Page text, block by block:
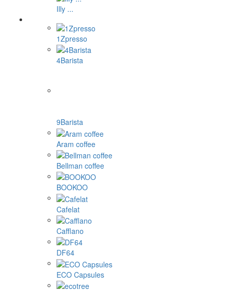
Illy ...
1Zpresso
4Barista
9Barista
Aram coffee
Bellman coffee
BOOKOO
Cafelat
Cafflano
DF64
ECO Capsules